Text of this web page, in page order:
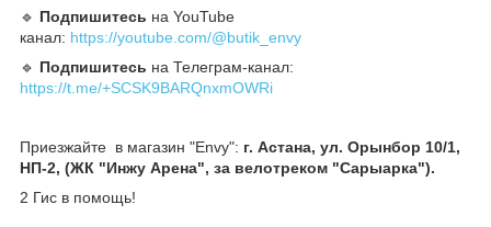
🔹️ Подпишитесь на YouTube
канал: https://youtube.com/@butik_envy
🔹️ Подпишитесь на Телеграм-канал:
https://t.me/+SCSK9BARQnxmOWRi
Приезжайте в магазин "Envy": г. Астана, ул. Орынбор 10/1,
НП-2, (ЖК "Инжу Арена", за велотреком "Сарыарка").
2 Гис в помощь!